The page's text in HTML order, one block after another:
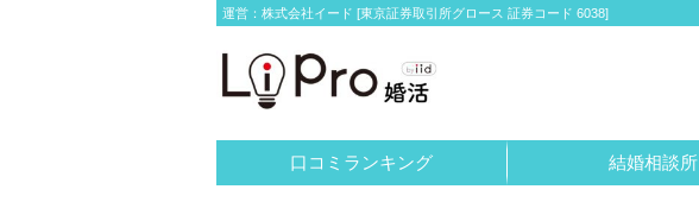
運営：株式会社イード [東京証券取引所グロース 証券コード 6038]
口コミランキング 結婚相談所